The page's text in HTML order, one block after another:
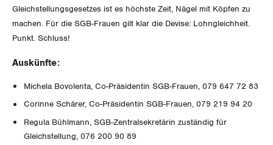
Jura
Nidwalden
Obwalden
Gleichstellungsgesetzes ist es höchste Zeit, Nägel mit Köpfen zu
machen. Für die SGB-Frauen gilt klar die Devise: Lohngleichheit.
Punkt. Schluss!
Auskünfte:
Michela Bovolenta, Co-Präsidentin SGB-Frauen, 079 647 72 83
Corinne Schärer, Co-Präsidentin SGB-Frauen, 079 219 94 20
Regula Bühlmann, SGB-Zentralsekretärin zuständig für
Gleichstellung, 076 200 90 89